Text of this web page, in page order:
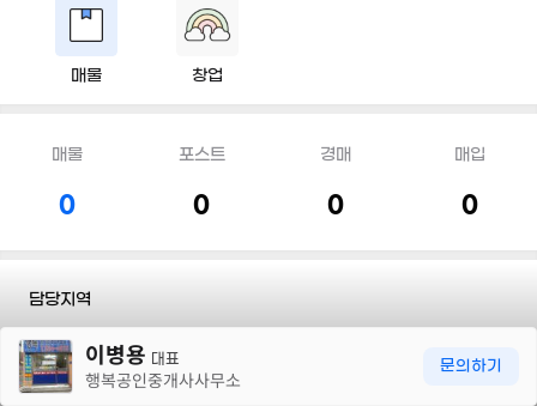
매물 창업
매물
0
포스트
0
경매
0
매입
0
담당지역
전화 이병용 대표
행복공인중개사사무소
문의하기